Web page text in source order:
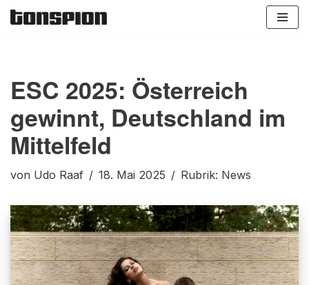
ESC 2025: Österreich
gewinnt, Deutschland im
Mittelfeld
von Udo Raaf 18. Mai 2025 Rubrik: News